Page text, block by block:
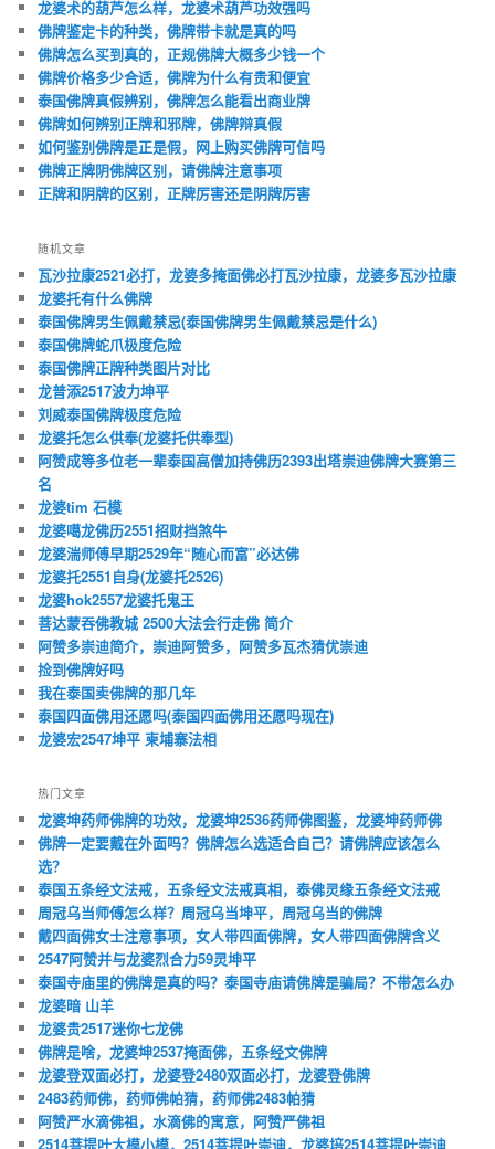
龙婆术的葫芦怎么样，龙婆术葫芦功效强吗
佛牌鉴定卡的种类，佛牌带卡就是真的吗
佛牌怎么买到真的，正规佛牌大概多少钱一个
佛牌价格多少合适，佛牌为什么有贵和便宜
泰国佛牌真假辨别，佛牌怎么能看出商业牌
佛牌如何辨别正牌和邪牌，佛牌辩真假
如何鉴别佛牌是正是假，网上购买佛牌可信吗
佛牌正牌阴佛牌区别，请佛牌注意事项
正牌和阴牌的区别，正牌厉害还是阴牌厉害
随机文章
瓦沙拉康2521必打，龙婆多掩面佛必打瓦沙拉康，龙婆多瓦沙拉康
龙婆托有什么佛牌
泰国佛牌男生佩戴禁忌(泰国佛牌男生佩戴禁忌是什么)
泰国佛牌蛇爪极度危险
泰国佛牌正牌种类图片对比
龙普添2517波力坤平
刘威泰国佛牌极度危险
龙婆托怎么供奉(龙婆托供奉型)
阿赞成等多位老一辈泰国高僧加持佛历2393出塔崇迪佛牌大赛第三
名
龙婆tim 石模
龙婆噶龙佛历2551招财挡煞牛
龙婆湍师傅早期2529年“随心而富”必达佛
龙婆托2551自身(龙婆托2526)
龙婆hok2557龙婆托鬼王
菩达蒙吞佛教城 2500大法会行走佛 简介
阿赞多崇迪简介，崇迪阿赞多，阿赞多瓦杰猜优崇迪
捡到佛牌好吗
我在泰国卖佛牌的那几年
泰国四面佛用还愿吗(泰国四面佛用还愿吗现在)
龙婆宏2547坤平 柬埔寨法相
热门文章
龙婆坤药师佛牌的功效，龙婆坤2536药师佛图鉴，龙婆坤药师佛
佛牌一定要戴在外面吗？佛牌怎么选适合自己？请佛牌应该怎么
选？
泰国五条经文法戒，五条经文法戒真相，泰佛灵缘五条经文法戒
周冠乌当师傅怎么样？周冠乌当坤平，周冠乌当的佛牌
戴四面佛女士注意事项，女人带四面佛牌，女人带四面佛牌含义
2547阿赞并与龙婆烈合力59灵坤平
泰国寺庙里的佛牌是真的吗？泰国寺庙请佛牌是骗局？不带怎么办
龙婆暗 山羊
龙婆贵2517迷你七龙佛
佛牌是啥，龙婆坤2537掩面佛，五条经文佛牌
龙婆登双面必打，龙婆登2480双面必打，龙婆登佛牌
2483药师佛，药师佛帕猜，药师佛2483帕猜
阿赞严水滴佛祖，水滴佛的寓意，阿赞严佛祖
2514菩提叶大模小模，2514菩提叶崇迪，龙婆培2514菩提叶崇迪